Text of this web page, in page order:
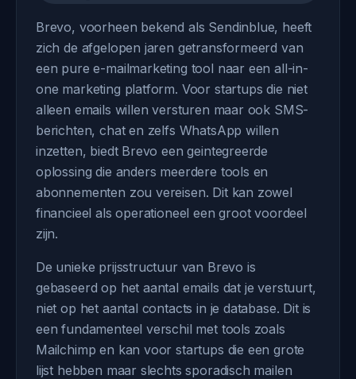
Brevo, voorheen bekend als Sendinblue, heeft
zich de afgelopen jaren getransformeerd van
een pure e-mailmarketing tool naar een all-in-
one marketing platform. Voor startups die niet
alleen emails willen versturen maar ook SMS-
berichten, chat en zelfs WhatsApp willen
inzetten, biedt Brevo een geintegreerde
oplossing die anders meerdere tools en
abonnementen zou vereisen. Dit kan zowel
financieel als operationeel een groot voordeel
zijn.
De unieke prijsstructuur van Brevo is
gebaseerd op het aantal emails dat je verstuurt,
niet op het aantal contacts in je database. Dit is
een fundamenteel verschil met tools zoals
Mailchimp en kan voor startups die een grote
lijst hebben maar slechts sporadisch mailen